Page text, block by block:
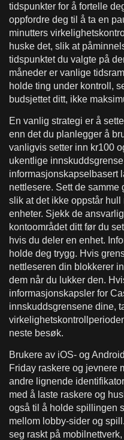
tidspunkter for å fortelle
oppfordre deg til å ta en
minutters
huske det, slik at
tidspunktet du valgte på
måneder er vanlige
holde ting under kontroll,
budsjettet ditt, ikke
En vanlig strategi er å
enn det du planlegger å
vanligvis setter inn kr100
ukentlige
informasjonskapselbasert
nettlesere. Sett de
slik at det ikke oppstår
enheter. Sjekk de
kontoområdet ditt før du
hvis du deler en enhet.
holde deg trygg. Hvis
nettleseren din blokkerer
dem når du lukker den.
informasjonskapsler for
innskuddsgrensene dine,
neste besøk.
Brukere av iOS- og
Friday raskere og jevnere
andre lignende
med å laste raskere og
også til å holde spillingen
mellom lobby-sider og
seg raskt på